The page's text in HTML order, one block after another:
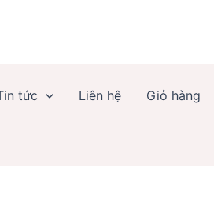
tức Liên hệ Giỏ hàng